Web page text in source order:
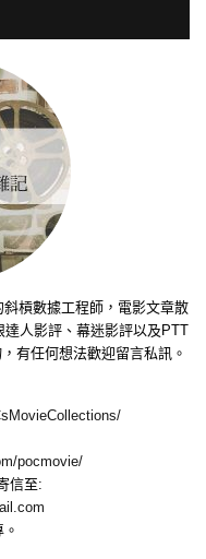
槓數據工程師，電影文章散
人影評、幕迷影評以及PTT
有任何想法歡迎留言私訊。
pocmovie/
信至: